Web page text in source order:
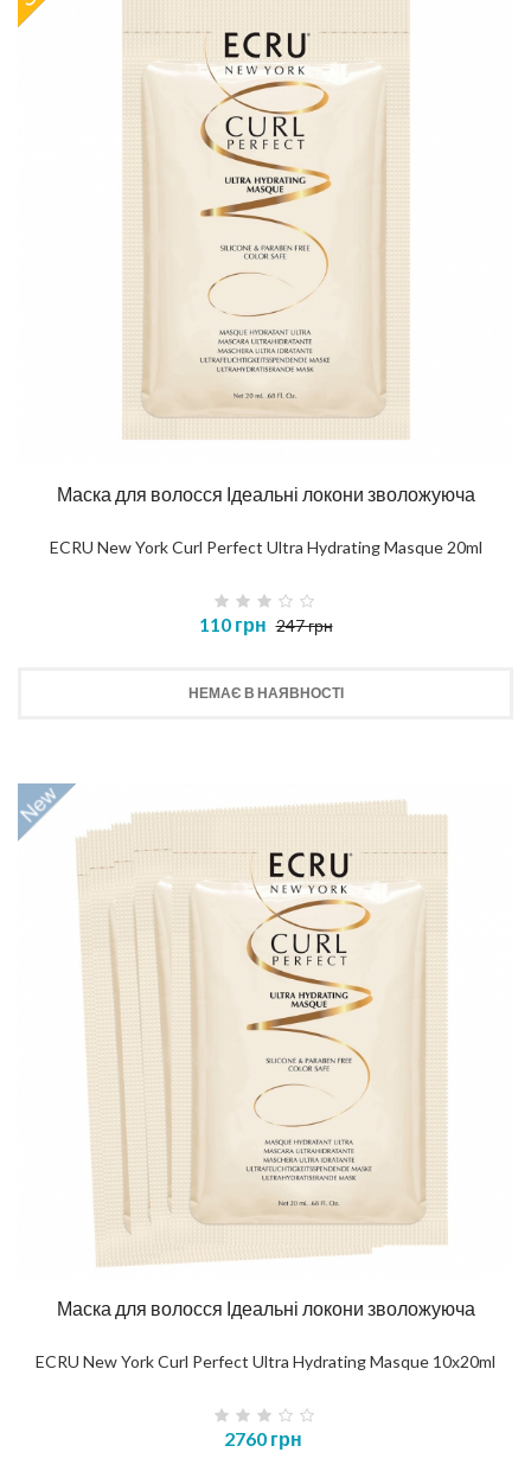
Маска для волосся Ідеальні локони зволожуюча
ECRU New York Curl Perfect Ultra Hydrating Masque 20ml
110 грн 247 грн
НЕМАЄ В НАЯВНОСТІ
Маска для волосся Ідеальні локони зволожуюча
ECRU New York Curl Perfect Ultra Hydrating Masque 10х20ml
2760 грн